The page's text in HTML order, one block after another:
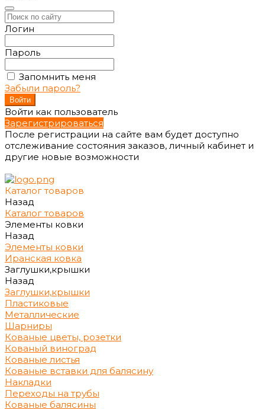
Логин
Пароль
Запомнить меня
Забыли пароль?
Войти как пользователь
Зарегистрироваться
После регистрации на сайте вам будет доступно
отслеживание состояния заказов, личный кабинет и
другие новые возможности
Каталог товаров
Назад
Каталог товаров
Элементы ковки
Назад
Элементы ковки
Иранская ковка
Заглушки,крышки
Назад
Заглушки,крышки
Пластиковые
Металлические
Шарниры
Кованые цветы, розетки
Кованый виноград
Кованые листья
Кованые вставки для балясину
Накладки
Переходы на трубы
Кованые балясины